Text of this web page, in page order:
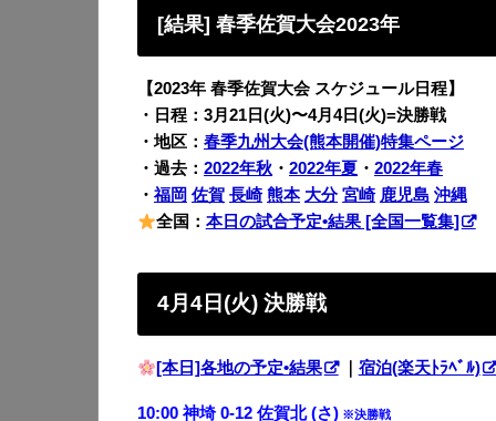
[結果] 春季佐賀大会2023年
【2023年 春季佐賀大会 スケジュール日程】
・日程：3月21日(火)〜4月4日(火)=決勝戦
・地区： 春季九州大会(熊本開催)特集ページ
・過去： 2022年秋 ・ 2022年夏 ・ 2022年春
・ 福岡 佐賀 長崎 熊本 大分 宮崎 鹿児島 沖縄
全国： 本日の試合予定•結果 [全国一覧集]
4月4日(火) 決勝戦
[本日]各地の予定•結果 宿泊(楽天ﾄﾗﾍﾞﾙ)
10:00 神埼 0-12 佐賀北 (さ) ※決勝戦